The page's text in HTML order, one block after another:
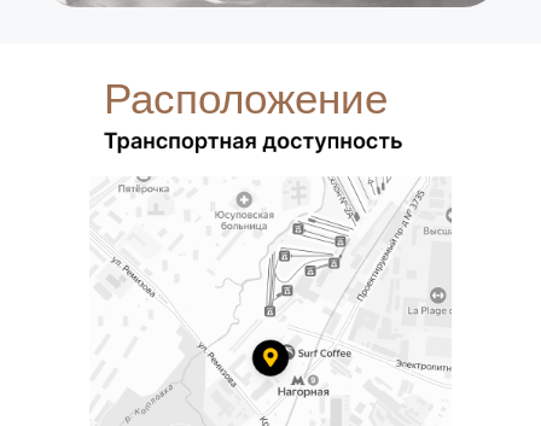
Расположение